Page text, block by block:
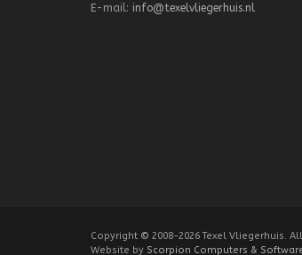
E-mail: info@texelvliegerhuis.nl
Copyright © 2008-2026 Texel Vliegerhuis.
Website by Scorpion Computers &